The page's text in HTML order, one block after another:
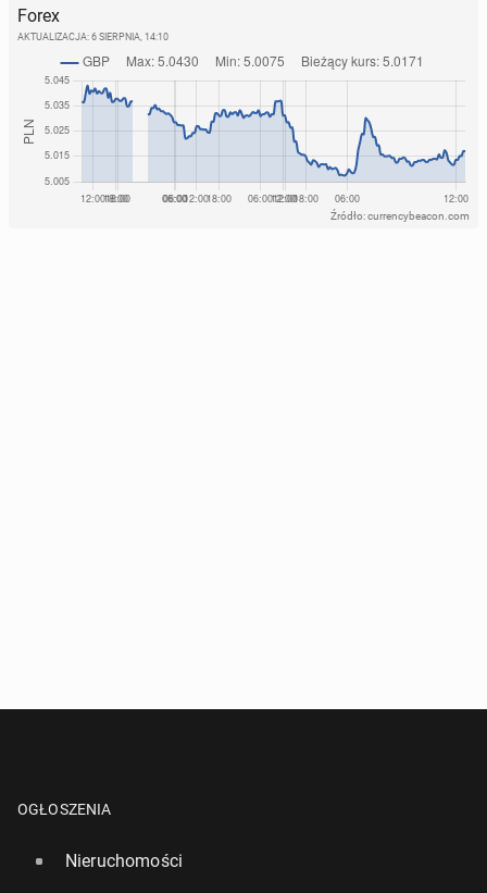
Forex
AKTUALIZACJA: 6 SIERPNIA, 14:10
Źródło: currencybeacon.com
OGŁOSZENIA
Nieruchomości